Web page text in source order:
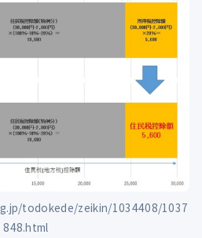
todokede/zeikin/1034408/1037
848.html